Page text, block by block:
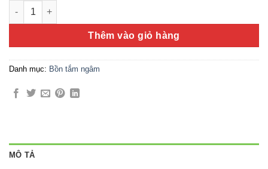
Bồn tắm Amazon TP-7074 số lượng
Thêm vào giỏ hàng
Danh mục: Bồn tắm ngâm
MÔ TẢ